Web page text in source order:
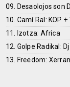
09. Desaolojos son
10. Camí Ral: KOP
11. Izotza: Africa
12. Golpe Radikal:
13. Freedom: